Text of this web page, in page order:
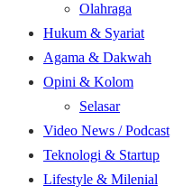
Olahraga
Hukum & Syariat
Agama & Dakwah
Opini & Kolom
Selasar
Video News / Podcast
Teknologi & Startup
Lifestyle & Milenial